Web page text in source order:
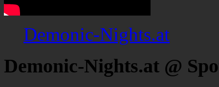
Demonic-Nights.at
Demonic-Nights.at @